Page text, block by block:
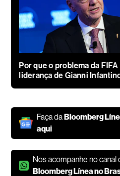
Por que o problema da
liderança de Gianni
Faça daBloomberg
aqui
Nos acompanhe no canal
Bloomberg Línea no